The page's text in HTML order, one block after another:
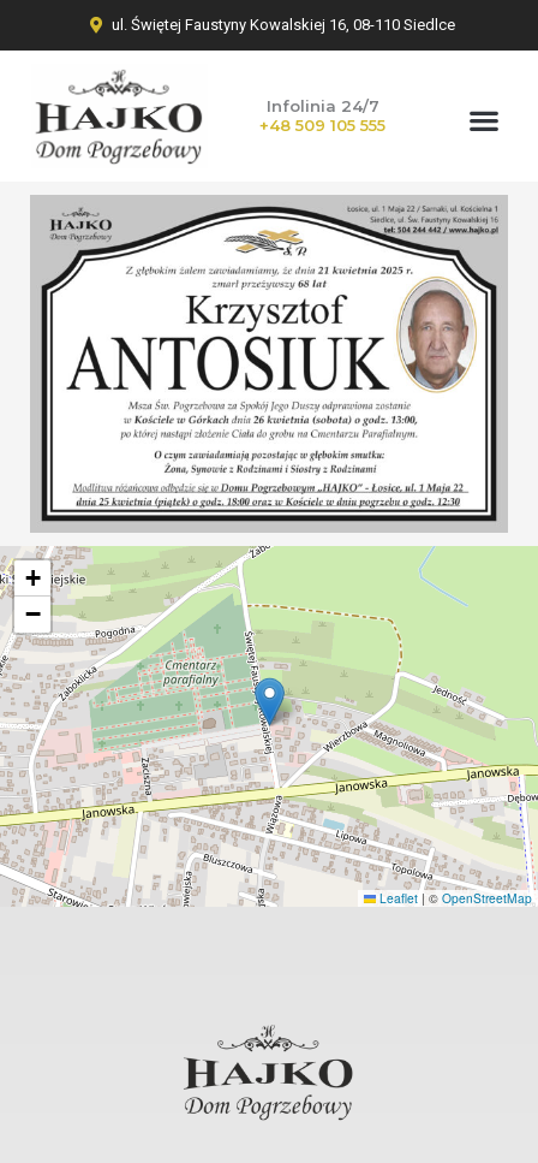
ul. Świętej Faustyny Kowalskiej 16, 08-110 Siedlce
Infolinia 24/7
+48 509 105 555
+
−
Leaflet | © OpenStreetMap